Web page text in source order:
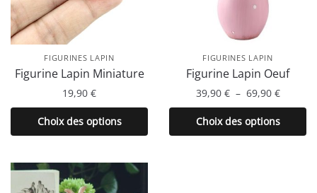
FIGURINES LAPIN
Figurine Lapin Miniature
19,90 €
Choix des options
Ce
produit
plusieurs
variations.
FIGURINES LAPIN
Figurine Lapin Oeuf
39,90 € – 69,90 €Plage
de
prix :
39,90 €
Choix des options
Ce
produit